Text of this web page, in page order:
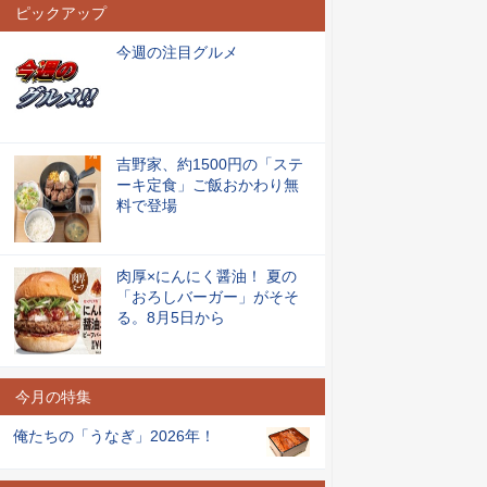
ピックアップ
今週の注目グルメ
吉野家、約1500円の「ステ
ーキ定食」ご飯おかわり無
料で登場
肉厚×にんにく醤油！ 夏の
「おろしバーガー」がそそ
る。8月5日から
今月の特集
俺たちの「うなぎ」2026年！